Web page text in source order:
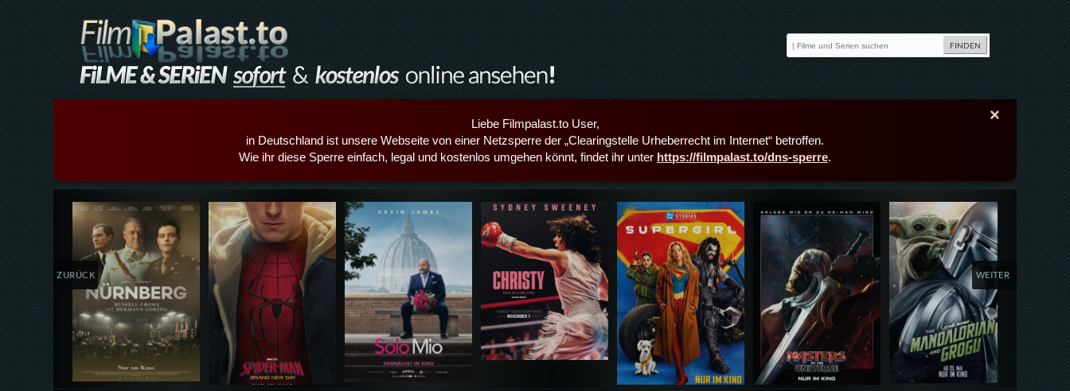
×
Liebe Filmpalast.to User,
in Deutschland ist unsere Webseite von einer Netzsperre der „Clearingstelle Urheberrecht im Internet“ betroffen.
Wie ihr diese Sperre einfach, legal und kostenlos umgehen könnt, findet ihr unter https://filmpalast.to/dns-sperre.
Details,Play Details,Play Details,Play Details,Play Details,Play Details,Play Details,Play
ZURÜCK WEITER